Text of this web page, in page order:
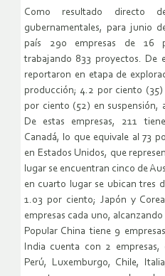
Como resultado directo
gubernamentales, para junio
país 290 empresas de 16
trabajando 833 proyectos. De
reportaron en etapa de
producción; 4.2 por ciento
por ciento (52) en suspensión,
De estas empresas, 211
Canadá, lo que equivale al 73
en Estados Unidos, que
lugar se encuentran cinco de
en cuarto lugar se ubican tres
1.03 por ciento; Japón y
empresas cada uno,
Popular China tiene 9
India cuenta con 2
Perú, Luxemburgo, Chile,